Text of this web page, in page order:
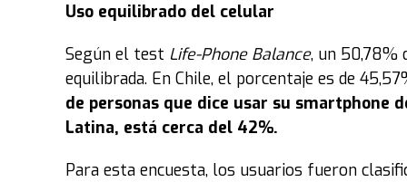
Uso equilibrado del celular
Según el test Life-Phone Balance, un 50,78%
equilibrada. En Chile, el porcentaje es de
de personas que dice usar su smartphone
Latina, está cerca del 42%.
Para esta encuesta, los usuarios fueron